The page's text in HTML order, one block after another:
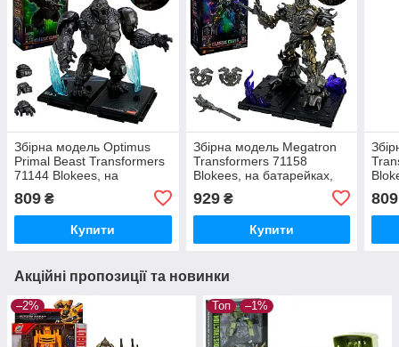
Збірна модель Optimus
Primal Beast Transformers
71144 Blokees, на
809 ₴
Купити
Збірна модель Megatron
Transformers 71158
Blokees, на батарейках,
929₴
Купити
809
Акційні пропозиції та новинки
–2% Топ –1%